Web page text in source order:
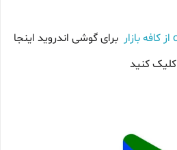
برای گوشی اندروید اینجا
کلیک کنید